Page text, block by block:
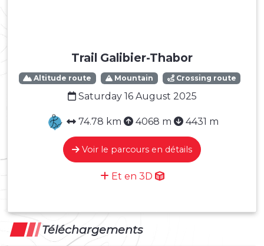
Trail Galibier-Thabor
Altitude route Mountain Crossing route
Saturday 16 August 2025
74.78 km 4068 m 4431 m
Voir le parcours en détails
Et en 3D
Téléchargements